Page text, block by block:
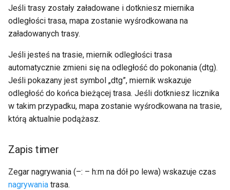
Jeśli trasy zostały załadowane i dotkniesz miernika
odległości trasa, mapa zostanie wyśrodkowana na
załadowanych trasy.
Jeśli jesteś na trasie, miernik odległości trasa
automatycznie zmieni się na odległość do pokonania (dtg).
Jeśli pokazany jest symbol „dtg”, miernik wskazuje
odległość do końca bieżącej trasa. Jeśli dotkniesz licznika
w takim przypadku, mapa zostanie wyśrodkowana na trasie,
którą aktualnie podążasz.
Zapis timer
Zegar nagrywania (–: – h:m na dół po lewa) wskazuje czas
nagrywania trasa.